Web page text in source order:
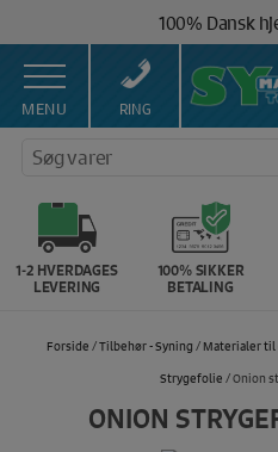
indholdet
100% Dansk
Brug for hjælp?
Vi matcher alle
MENU RING
Søg varer
1-2 HVERDAGES
LEVERING
100% SIKKER
BETALING
Forside /Tilbehør - Syning / Materialer
Strygefolie / Onion
ONION